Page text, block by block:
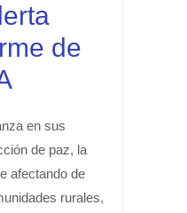
de
en sus
de paz, la
afectando de
rurales,